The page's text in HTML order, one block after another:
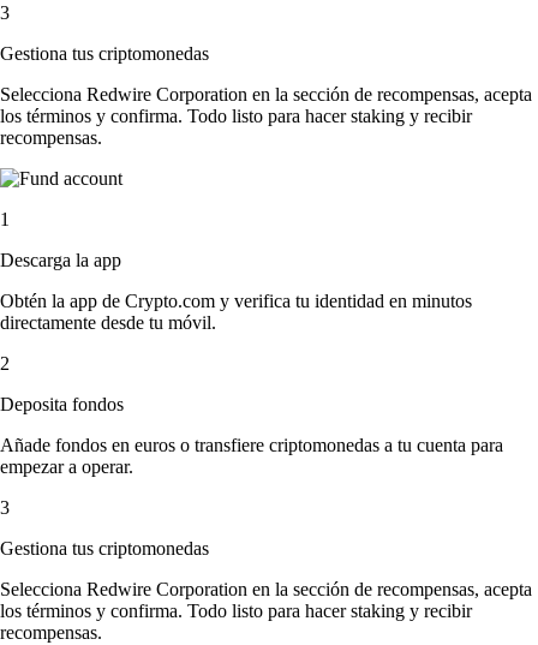
3
Gestiona tus criptomonedas
Selecciona Redwire Corporation en la sección de recompensas, acepta
los términos y confirma. Todo listo para hacer staking y recibir
recompensas.
1
Descarga la app
Obtén la app de Crypto.com y verifica tu identidad en minutos
directamente desde tu móvil.
2
Deposita fondos
Añade fondos en euros o transfiere criptomonedas a tu cuenta para
empezar a operar.
3
Gestiona tus criptomonedas
Selecciona Redwire Corporation en la sección de recompensas, acepta
los términos y confirma. Todo listo para hacer staking y recibir
recompensas.